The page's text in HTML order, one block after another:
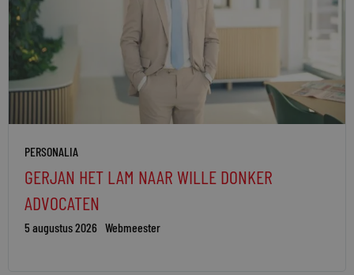
PERSONALIA
GERJAN HET LAM NAAR WILLE DONKER
ADVOCATEN
5 augustus 2026 Webmeester